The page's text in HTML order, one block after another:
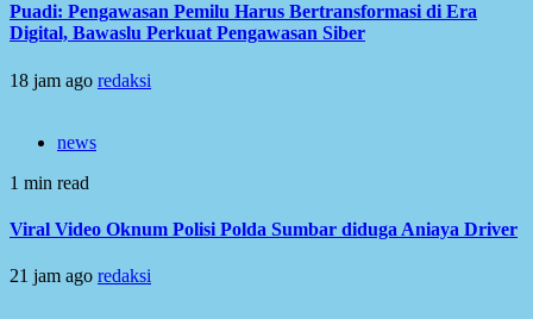
Puadi: Pengawasan Pemilu Harus Bertransformasi di Era
Digital, Bawaslu Perkuat Pengawasan Siber
18 jam ago redaksi
news
1 min read
Viral Video Oknum Polisi Polda Sumbar diduga Aniaya Driver
21 jam ago redaksi